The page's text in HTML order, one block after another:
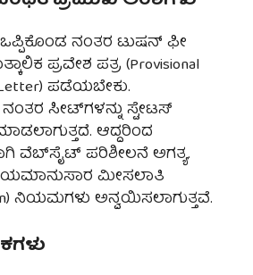
ನಂತರ ಟುಷನ್ ಫೀ
ಪ್ರವೇಶ ಪತ್ರ (Provisional
ಪಡೆಯಬೇಕು.
ಸೀಟ್‌ಗಳನ್ನು ಸ್ಟೇಟಸ್
ಆದ್ದರಿಂದ
ವೆಬ್‌ಸೈಟ್ ಪರಿಶೀಲನೆ ಅಗತ್ಯ.
ಮೀಸಲಾತಿ
ನಿಯಮಗಳು ಅನ್ವಯಿಸಲಾಗುತ್ತವೆ.